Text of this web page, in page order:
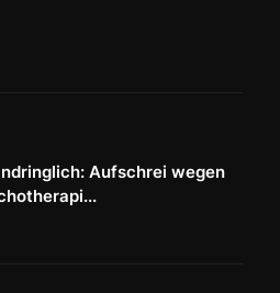
Aufschrei wegen